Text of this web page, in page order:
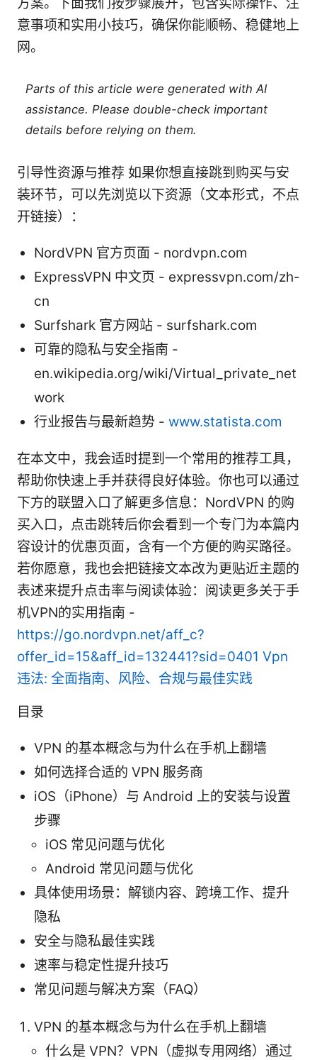
方案。下面我们按步骤展开，包含实际操作、注
意事项和实用小技巧，确保你能顺畅、稳健地上
网。
Parts of this article were generated with AI
assistance. Please double-check important
details before relying on them.
引导性资源与推荐 如果你想直接跳到购买与安
装环节，可以先浏览以下资源（文本形式，不点
开链接）：
NordVPN 官方页面 - nordvpn.com
ExpressVPN 中文页 - expressvpn.com/zh-
cn
Surfshark 官方网站 - surfshark.com
可靠的隐私与安全指南 -
en.wikipedia.org/wiki/Virtual_private_net
work
行业报告与最新趋势 - www.statista.com
在本文中，我会适时提到一个常用的推荐工具，
帮助你快速上手并获得良好体验。你也可以通过
下方的联盟入口了解更多信息：NordVPN 的购
买入口，点击跳转后你会看到一个专门为本篇内
容设计的优惠页面，含有一个方便的购买路径。
若你愿意，我也会把链接文本改为更贴近主题的
表述来提升点击率与阅读体验：阅读更多关于手
机VPN的实用指南 -
https://go.nordvpn.net/aff_c?
offer_id=15&aff_id=132441?sid=0401 Vpn
违法: 全面指南、风险、合规与最佳实践
目录
VPN 的基本概念与为什么在手机上翻墙
如何选择合适的 VPN 服务商
iOS（iPhone）与 Android 上的安装与设置
步骤
iOS 常见问题与优化
Android 常见问题与优化
具体使用场景：解锁内容、跨境工作、提升
隐私
安全与隐私最佳实践
速率与稳定性提升技巧
常见问题与解决方案（FAQ）
VPN 的基本概念与为什么在手机上翻墙
什么是 VPN？VPN（虚拟专用网络）通过